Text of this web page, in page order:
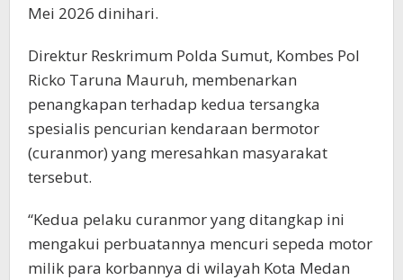
Mei 2026 dinihari.
Direktur Reskrimum Polda Sumut, Kombes Pol
Ricko Taruna Mauruh, membenarkan
penangkapan terhadap kedua tersangka
spesialis pencurian kendaraan bermotor
(curanmor) yang meresahkan masyarakat
tersebut.
“Kedua pelaku curanmor yang ditangkap ini
mengakui perbuatannya mencuri sepeda motor
milik para korbannya di wilayah Kota Medan